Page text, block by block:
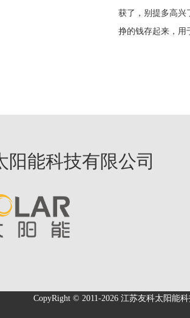
获了，别提多高兴
挣的钱存起来，
阳能科技有限公司
CopyRight © 2011-2026 江苏友科太阳能